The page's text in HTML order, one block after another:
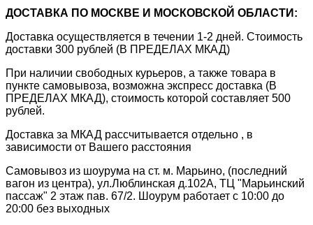
ДОСТАВКА ПО МОСКВЕ И МОСКОВСКОЙ ОБЛАСТИ:
Доставка осуществляется в течении 1-2 дней. Стоимость
доставки 300 рублей (В ПРЕДЕЛАХ МКАД)
При наличии свободных курьеров, а также товара в
пункте самовывоза, возможна экспресс доставка (В
ПРЕДЕЛАХ МКАД), стоимость которой составляет 500
рублей.
Доставка за МКАД рассчитывается отдельно , в
зависимости от Вашего расстояния
Самовывоз из шоурума на ст. м. Марьино, (последний
вагон из центра), ул.Люблинская д.102А, ТЦ "Марьинский
пассаж" 2 этаж пав. 67/2. Шоурум работает с 10:00 до
20:00 без выходных